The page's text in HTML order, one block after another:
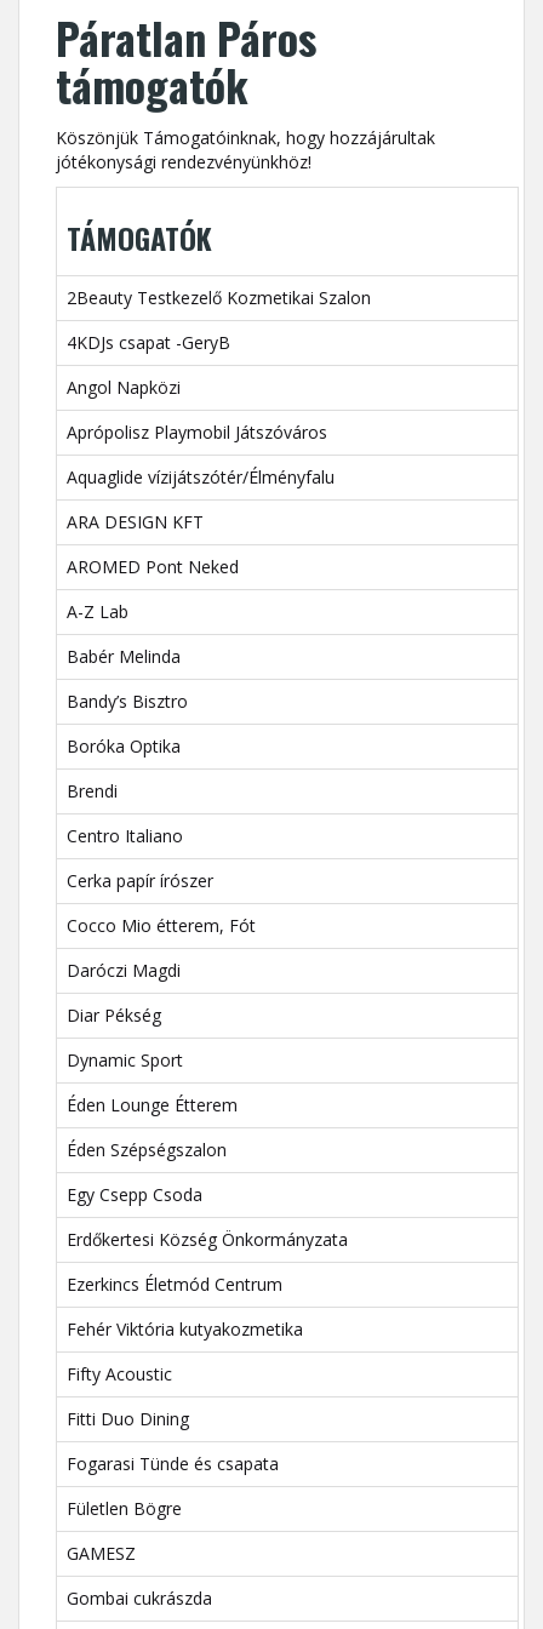
Páratlan Páros
támogatók
Köszönjük Támogatóinknak, hogy hozzájárultak
jótékonysági rendezvényünkhöz!
TÁMOGATÓK
2Beauty Testkezelő Kozmetikai Szalon
4KDJs csapat -GeryB
Angol Napközi
Aprópolisz Playmobil Játszóváros
Aquaglide vízijátszótér/Élményfalu
ARA DESIGN KFT
AROMED Pont Neked
A-Z Lab
Babér Melinda
Bandy’s Bisztro
Boróka Optika
Brendi
Centro Italiano
Cerka papír írószer
Cocco Mio étterem, Fót
Daróczi Magdi
Diar Pékség
Dynamic Sport
Éden Lounge Étterem
Éden Szépségszalon
Egy Csepp Csoda
Erdőkertesi Község Önkormányzata
Ezerkincs Életmód Centrum
Fehér Viktória kutyakozmetika
Fifty Acoustic
Fitti Duo Dining
Fogarasi Tünde és csapata
Fületlen Bögre
GAMESZ
Gombai cukrászda